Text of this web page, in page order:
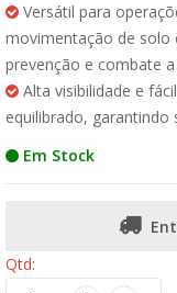
Versátil para
movimentação de solo
prevenção e combate
Alta visibilidade e
equilibrado, garantindo
Em Stock
Qtd: